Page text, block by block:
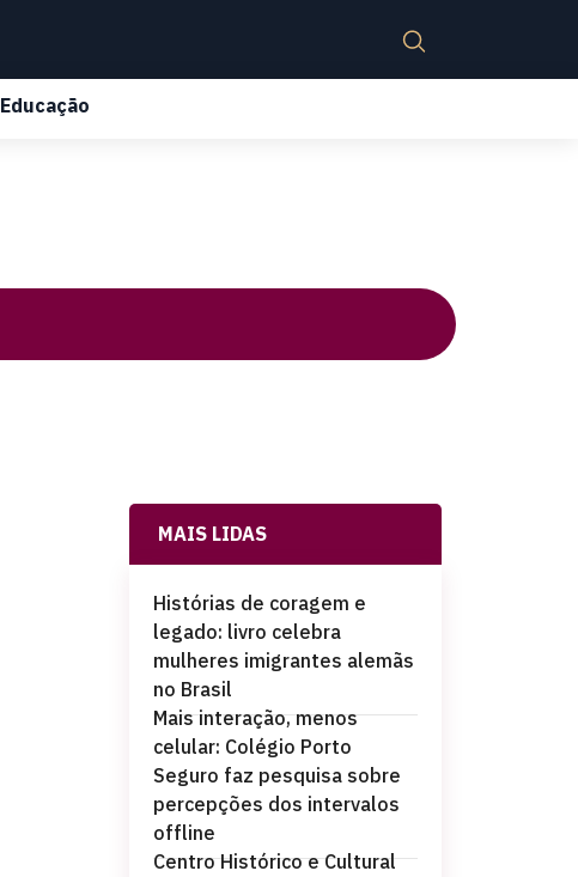
Educação
MAIS LIDAS
Histórias de coragem e
legado: livro celebra
mulheres imigrantes alemãs
no Brasil
Mais interação, menos
celular: Colégio Porto
Seguro faz pesquisa sobre
percepções dos intervalos
offline
Centro Histórico e Cultural